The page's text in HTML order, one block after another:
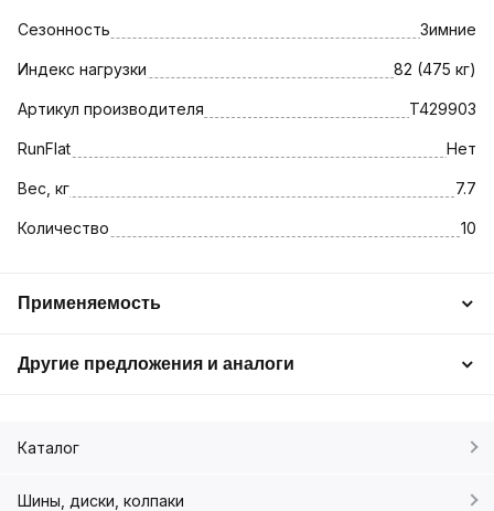
Сезонность Зимние
Индекс нагрузки 82 (475 кг)
Артикул производителя T429903
RunFlat Нет
Вес, кг 7.7
Количество 10
Применяемость
Другие предложения и аналоги
Каталог
Шины, диски, колпаки